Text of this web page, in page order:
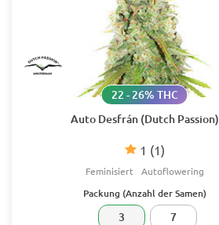
Auto Desfrán (Dutch Passion)
1 (1)
22 - 26% THC
Feminisiert Autoflowering
Packung (Anzahl der Samen)
3 7